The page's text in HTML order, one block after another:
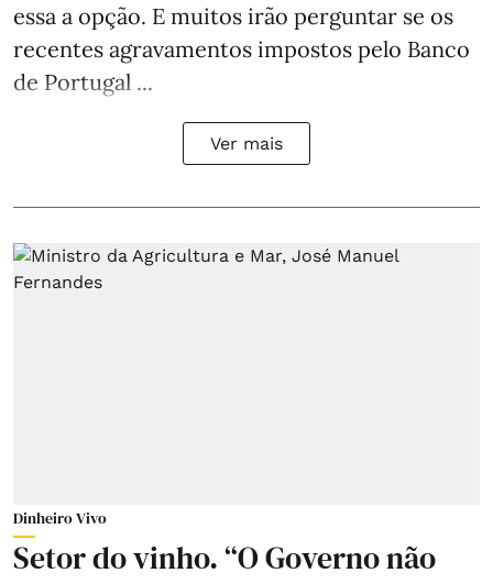
essa a opção. E muitos irão perguntar se os
recentes agravamentos impostos pelo Banco
de Portugal ...
Ver mais
Dinheiro Vivo
Setor do vinho. “O Governo não